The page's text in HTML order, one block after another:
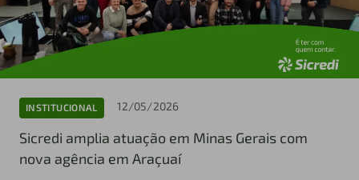
INSTITUCIONAL 12/05/2026
Sicredi amplia atuação em Minas Gerais com
nova agência em Araçuaí